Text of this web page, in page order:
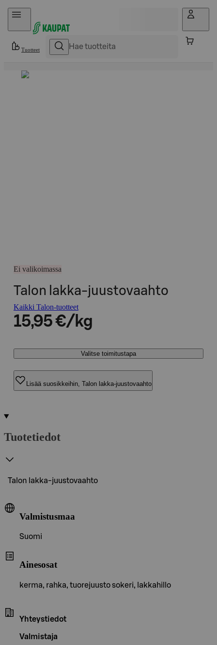
Hyppää sisältöön
Tuotteet
Ei valikoimassa
Talon lakka-juustovaahto
Kaikki Talon-tuotteet
15,95 €/kg
Valitse toimitustapa
Lisää suosikkeihin, Talon lakka-juustovaahto
Tuotetiedot
Talon lakka-juustovaahto
Valmistusmaa
Suomi
Ainesosat
kerma, rahka, tuorejuusto sokeri, lakkahillo
Yhteystiedot
Valmistaja